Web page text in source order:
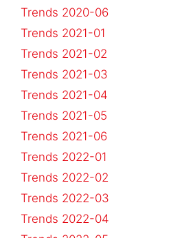
Trends 2020-06
Trends 2021-01
Trends 2021-02
Trends 2021-03
Trends 2021-04
Trends 2021-05
Trends 2021-06
Trends 2022-01
Trends 2022-02
Trends 2022-03
Trends 2022-04